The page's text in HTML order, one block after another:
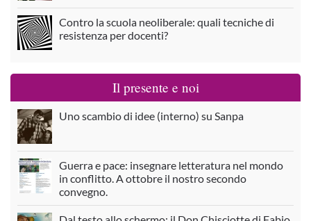
Contro la scuola neoliberale: quali tecniche di
resistenza per docenti?
Il presente e noi
Uno scambio di idee (interno) su Sanpa
Guerra e pace: insegnare letteratura nel mondo
in conflitto. A ottobre il nostro secondo
convegno.